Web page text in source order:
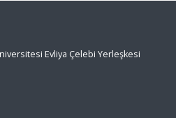
Evliya Çelebi Yerleşkesi